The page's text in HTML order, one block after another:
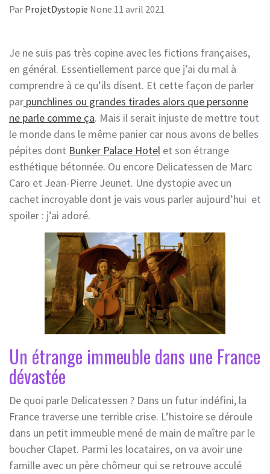
Par ProjetDystopie None 11 avril 2021
Je ne suis pas très copine avec les fictions françaises,
en général. Essentiellement parce que j’ai du mal à
comprendre à ce qu’ils disent. Et cette façon de parler
par punchlines ou grandes tirades alors que personne
ne parle comme ça. Mais il serait injuste de mettre tout
le monde dans le même panier car nous avons de belles
pépites dont Bunker Palace Hotel et son étrange
esthétique bétonnée. Ou encore Delicatessen de Marc
Caro et Jean-Pierre Jeunet. Une dystopie avec un
cachet incroyable dont je vais vous parler aujourd’hui et
spoiler : j’ai adoré.
Un étrange immeuble dans une France
dévastée
De quoi parle Delicatessen ? Dans un futur indéfini, la
France traverse une terrible crise. L’histoire se déroule
dans un petit immeuble mené de main de maître par le
boucher Clapet. Parmi les locataires, on va avoir une
famille avec un père chômeur qui se retrouve acculé